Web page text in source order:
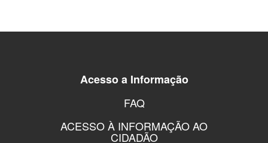
Acesso a Informação
FAQ
ACESSO À INFORMAÇÃO AO
CIDADÃO